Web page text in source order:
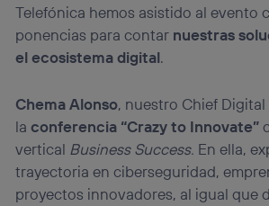
Telefónica hemos asistido al evento
ponencias para contar nuestras
el ecosistema digital.
Chema Alonso, nuestro Chief
laconferencia “Crazy to Innovate”
vertical Business Success. En ella,
trayectoria en ciberseguridad,
proyectos innovadores, al igual que